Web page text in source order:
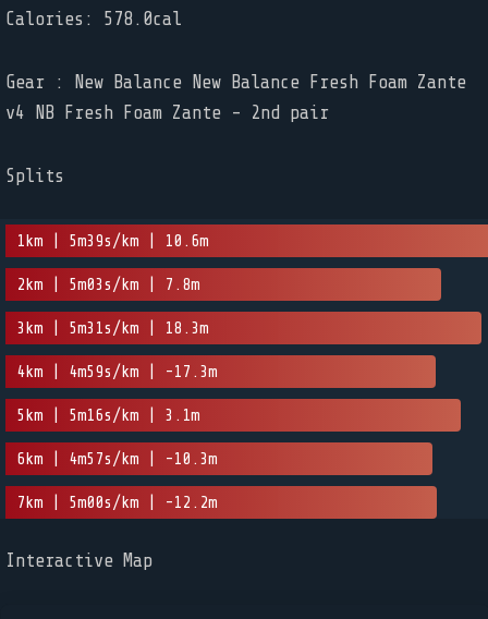
Calories: 578.0cal
Gear : New Balance New Balance Fresh Foam Zante
v4 NB Fresh Foam Zante - 2nd pair
Splits
1km | 5m39s/km | 10.6m
2km | 5m03s/km | 7.8m
3km | 5m31s/km | 18.3m
4km | 4m59s/km | -17.3m
5km | 5m16s/km | 3.1m
6km | 4m57s/km | -10.3m
7km | 5m00s/km | -12.2m
Interactive Map